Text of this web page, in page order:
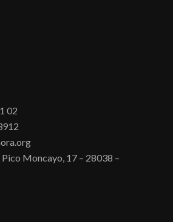
02
Moncayo, 17 – 28038 –